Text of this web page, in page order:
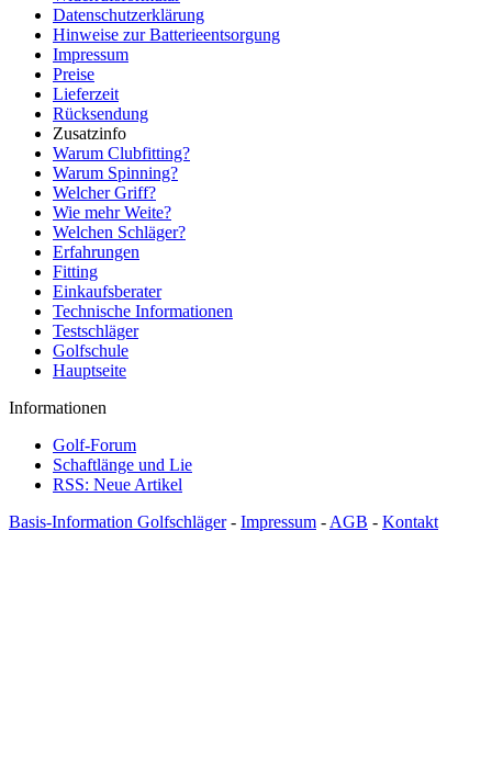
Datenschutzerklärung
Hinweise zur Batterieentsorgung
Impressum
Preise
Lieferzeit
Rücksendung
Zusatzinfo
Warum Clubfitting?
Warum Spinning?
Welcher Griff?
Wie mehr Weite?
Welchen Schläger?
Erfahrungen
Fitting
Einkaufsberater
Technische Informationen
Testschläger
Golfschule
Hauptseite
Informationen
Golf-Forum
Schaftlänge und Lie
RSS: Neue Artikel
Basis-Information Golfschläger- Impressum -AGB - Kontakt